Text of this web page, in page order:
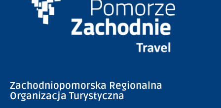
Zachodniopomorska Regionalna
Organizacja Turystyczna